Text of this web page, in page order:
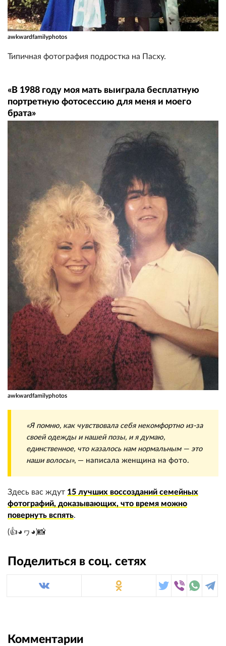
awkwardfamilyphotos
Типичная фотография подростка на Пасху.
«В 1988 году моя мать выиграла бесплатную
портретную фотосессию для меня и моего
брата»
awkwardfamilyphotos
«Я помню, как чувствовала себя некомфортно из-за
своей одежды и нашей позы, и я думаю,
единственное, что казалось нам нормальным — это
наши волосы», — написала женщина на фото.
Здесь вас ждут 15 лучших воссозданий семейных
фотографий, доказывающих, что время можно
повернуть вспять.
(👍◕ヮ◕)📸
Поделиться в соц. сетях
Комментарии